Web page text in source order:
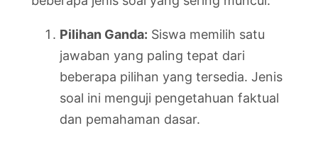
Pilihan Ganda: Siswa memilih satu
jawaban yang paling tepat dari
beberapa pilihan yang tersedia. Jenis
soal ini menguji pengetahuan faktual
dan pemahaman dasar.